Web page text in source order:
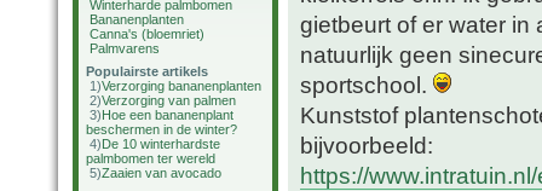
Winterharde palmbomen
Bananenplanten
Canna's (bloemriet)
Palmvarens
Populairste artikels
1)Verzorging bananenplanten
2)Verzorging van palmen
3)Hoe een bananenplant
beschermen in de winter?
4)De 10 winterhardste
palmbomen ter wereld
5)Zaaien van avocado
gietbeurt of er water in
natuurlijk geen
sportschool.
Kunststof
bijvoorbeeld:
https://